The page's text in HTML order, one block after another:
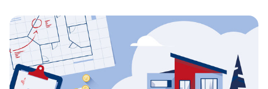
l’achat immobilier, sur le court et le long terme,
tout en abordant les raisons qui peuvent
justifier la location et le moment opportun pour
franchir le cap vers la propriété. Découvrez
pourquoi devenir propriétaire peut être une